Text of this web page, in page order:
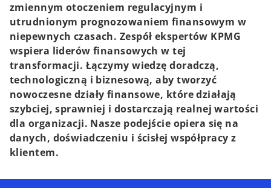
zmiennym otoczeniem regulacyjnym i
utrudnionym prognozowaniem finansowym w
niepewnych czasach. Zespół ekspertów KPMG
wspiera liderów finansowych w tej
transformacji. Łączymy wiedzę doradczą,
technologiczną i biznesową, aby tworzyć
nowoczesne działy finansowe, które działają
szybciej, sprawniej i dostarczają realnej wartości
dla organizacji. Nasze podejście opiera się na
danych, doświadczeniu i ścisłej współpracy z
klientem.